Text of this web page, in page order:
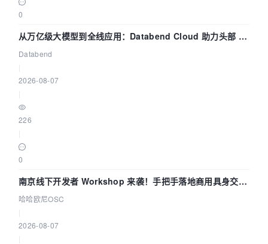
0
从万亿级大模型到全线应用：Databend Cloud 助力头部 AI
企业构建全链路 Trace 数据管道
Databend
2026-08-07
226
0
南京线下开发者 Workshop 来袭！手把手落地商用具身交互
智能 Agent 应用
哈哈欧尼OSC
2026-08-07